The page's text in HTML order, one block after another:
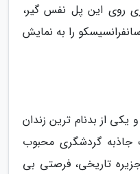
روی این پل نفس گیر،
را به نمایش
و یکی از بدنام ترین زندان
جاذبه گردشگری محبوب
تاریخی، فرصتی بی